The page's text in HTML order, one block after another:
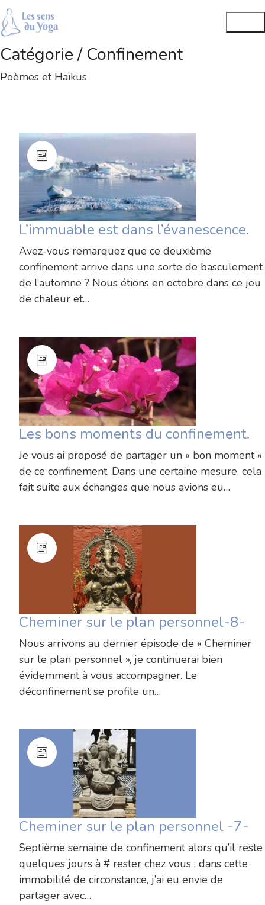
Catégorie / Confinement
Poèmes et Haïkus
L’immuable est dans l’évanescence.
Avez-vous remarquez que ce deuxième
confinement arrive dans une sorte de basculement
de l’automne ? Nous étions en octobre dans ce jeu
de chaleur et…
Les bons moments du confinement.
Je vous ai proposé de partager un « bon moment »
de ce confinement. Dans une certaine mesure, cela
fait suite aux échanges que nous avions eu…
Cheminer sur le plan personnel-8-
Nous arrivons au dernier épisode de « Cheminer
sur le plan personnel », je continuerai bien
évidemment à vous accompagner. Le
déconfinement se profile un…
Cheminer sur le plan personnel -7-
Septième semaine de confinement alors qu’il reste
quelques jours à # rester chez vous ; dans cette
immobilité de circonstance, j’ai eu envie de
partager avec…